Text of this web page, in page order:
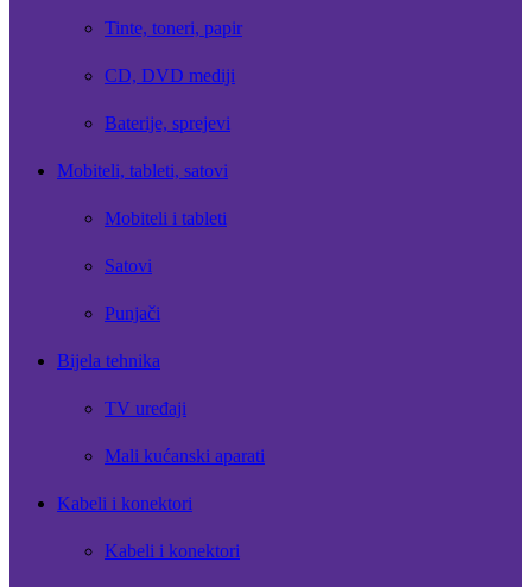
Tinte, toneri, papir
CD, DVD mediji
Baterije, sprejevi
Mobiteli, tableti, satovi
Mobiteli i tableti
Satovi
Punjači
Bijela tehnika
TV uređaji
Mali kućanski aparati
Kabeli i konektori
Kabeli i konektori